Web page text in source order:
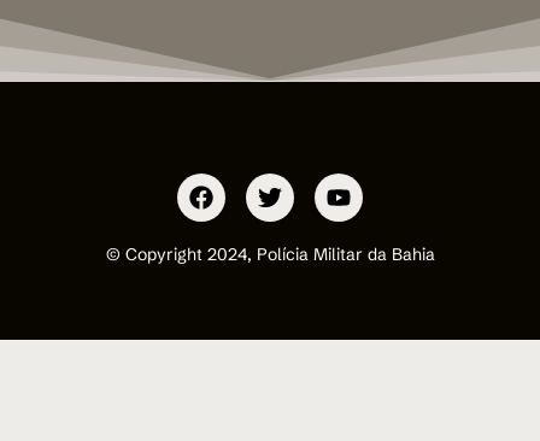
© Copyright 2024, Polícia Militar da Bahia